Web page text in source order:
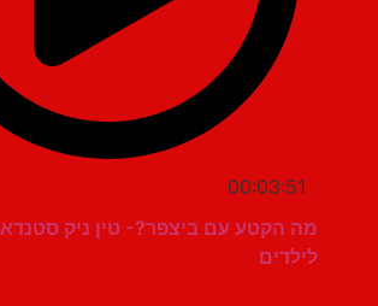
00:03:51
מה הקטע עם ביצפר?- טין ניק סטנדאפ שואו